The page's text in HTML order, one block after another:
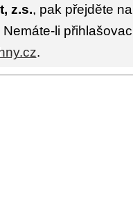
z.s., pak přejděte
li
.